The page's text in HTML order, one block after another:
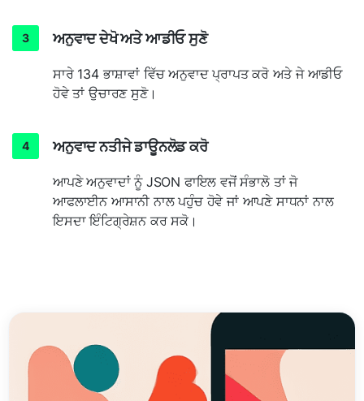
ਅਨੁਵਾਦ ਦੇਖੋ ਅਤੇ ਆਡੀਓ ਸੁਣੋ
ਸਾਰੇ 134 ਭਾਸ਼ਾਵਾਂ ਵਿੱਚ ਅਨੁਵਾਦ ਪ੍ਰਾਪਤ ਕਰੋ ਅਤੇ ਜੇ ਆਡੀਓ
ਹੋਵੇ ਤਾਂ ਉਚਾਰਣ ਸੁਣੋ।
ਅਨੁਵਾਦ ਨਤੀਜੇ ਡਾਊਨਲੋਡ ਕਰੋ
ਆਪਣੇ ਅਨੁਵਾਦਾਂ ਨੂੰ JSON ਫਾਇਲ ਵਜੋਂ ਸੰਭਾਲੋ ਤਾਂ ਜੋ
ਆਫਲਾਈਨ ਆਸਾਨੀ ਨਾਲ ਪਹੁੰਚ ਹੋਵੇ ਜਾਂ ਆਪਣੇ ਸਾਧਨਾਂ ਨਾਲ
ਇਸਦਾ ਇੰਟਿਗ੍ਰੇਸ਼ਨ ਕਰ ਸਕੋ।